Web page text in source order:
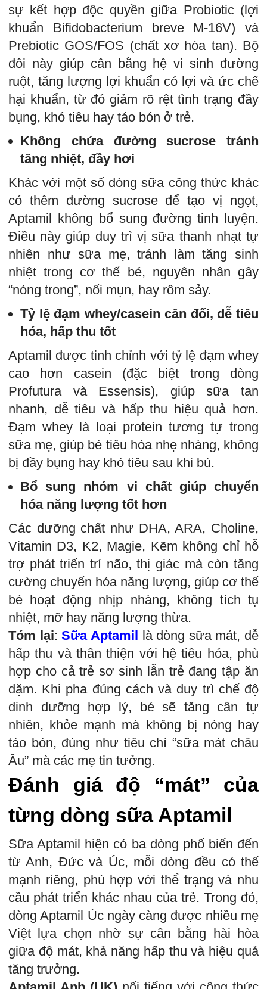
sự kết hợp độc quyền giữa Probiotic (lợi
khuẩn Bifidobacterium breve M-16V) và
Prebiotic GOS/FOS (chất xơ hòa tan). Bộ
đôi này giúp cân bằng hệ vi sinh đường
ruột, tăng lượng lợi khuẩn có lợi và ức chế
hại khuẩn, từ đó giảm rõ rệt tình trạng đầy
bụng, khó tiêu hay táo bón ở trẻ.
Không chứa đường sucrose tránh
tăng nhiệt, đầy hơi
Khác với một số dòng sữa công thức khác
có thêm đường sucrose để tạo vị ngọt,
Aptamil không bổ sung đường tinh luyện.
Điều này giúp duy trì vị sữa thanh nhạt tự
nhiên như sữa mẹ, tránh làm tăng sinh
nhiệt trong cơ thể bé, nguyên nhân gây
“nóng trong”, nổi mụn, hay rôm sảy.
Tỷ lệ đạm whey/casein cân đối, dễ tiêu
hóa, hấp thu tốt
Aptamil được tinh chỉnh với tỷ lệ đạm whey
cao hơn casein (đặc biệt trong dòng
Profutura và Essensis), giúp sữa tan
nhanh, dễ tiêu và hấp thu hiệu quả hơn.
Đạm whey là loại protein tương tự trong
sữa mẹ, giúp bé tiêu hóa nhẹ nhàng, không
bị đầy bụng hay khó tiêu sau khi bú.
Bổ sung nhóm vi chất giúp chuyển
hóa năng lượng tốt hơn
Các dưỡng chất như DHA, ARA, Choline,
Vitamin D3, K2, Magie, Kẽm không chỉ hỗ
trợ phát triển trí não, thị giác mà còn tăng
cường chuyển hóa năng lượng, giúp cơ thể
bé hoạt động nhịp nhàng, không tích tụ
nhiệt, mỡ hay năng lượng thừa.
Tóm lại:Sữa Aptamil là dòng sữa mát, dễ
hấp thu và thân thiện với hệ tiêu hóa, phù
hợp cho cả trẻ sơ sinh lẫn trẻ đang tập ăn
dặm. Khi pha đúng cách và duy trì chế độ
dinh dưỡng hợp lý, bé sẽ tăng cân tự
nhiên, khỏe mạnh mà không bị nóng hay
táo bón, đúng như tiêu chí “sữa mát châu
Âu” mà các mẹ tin tưởng.
Đánh giá độ “mát” của
từng dòng sữa Aptamil
Sữa Aptamil hiện có ba dòng phổ biến đến
từ Anh, Đức và Úc, mỗi dòng đều có thế
mạnh riêng, phù hợp với thể trạng và nhu
cầu phát triển khác nhau của trẻ. Trong đó,
dòng Aptamil Úc ngày càng được nhiều mẹ
Việt lựa chọn nhờ sự cân bằng hài hòa
giữa độ mát, khả năng hấp thu và hiệu quả
tăng trưởng.